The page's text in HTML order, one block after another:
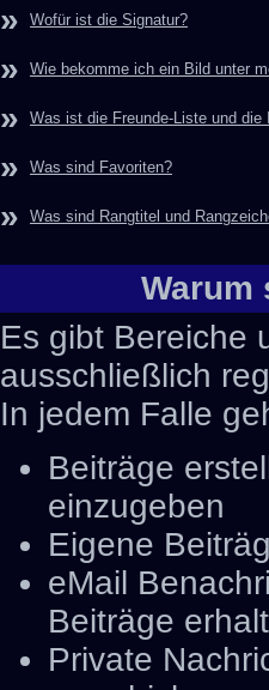
» Wofür ist die Signatur?
» Wie bekomme ich ein Bild unter
» Was ist die Freunde-Liste und die
» Was sind Favoriten?
» Was sind Rangtitel und
Warum
Es gibt Bereiche
ausschließlich
In jedem Falle
Beiträge
einzugeben
Eigene
eMail
Beiträge
Private